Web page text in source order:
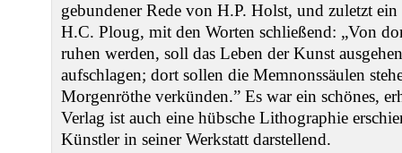
gebundener Rede von H.P. Holst, und zuletzt
H.C. Ploug, mit den Worten schließend: „Von
ruhen werden, soll das Leben der Kunst
aufschlagen; dort sollen die Memnonssäulen
Morgenröthe verkünden.” Es war ein schönes,
Verlag ist auch eine hübsche Lithographie
Künstler in seiner Werkstatt darstellend.